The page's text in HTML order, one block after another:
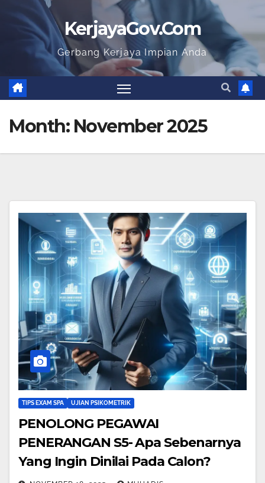
KerjayaGov.Com
Gerbang Kerjaya Impian Anda
Month: November 2025
TIPS EXAM SPA UJIAN PSIKOMETRIK
PENOLONG PEGAWAI
PENERANGAN S5- Apa Sebenarnya
Yang Ingin Dinilai Pada Calon?